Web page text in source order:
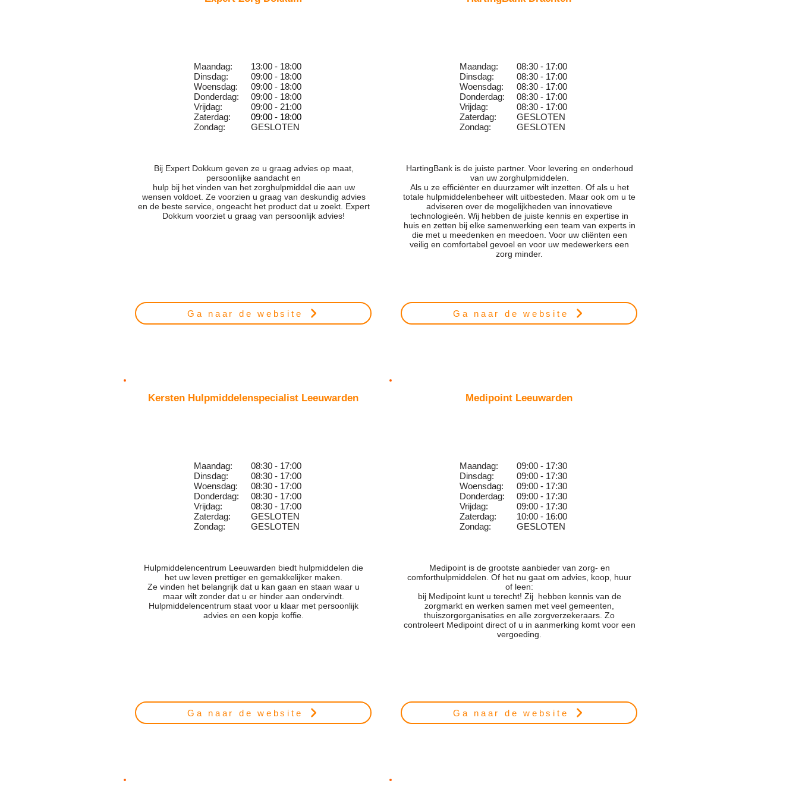
Maandag:
Dinsdag:
Woensdag:
Donderdag:
Vrijdag:
Zaterdag:
Zondag:
13:00 - 18:00
09:00 - 18:00
09:00 - 18:00
09:00 - 18:00
09:00 - 21:00
09:00 - 18:00
GESLOTEN
Bij Expert Dokkum geven ze u graag advies op maat,
persoonlijke aandacht en
hulp bij het vinden van het zorghulpmiddel die aan uw
wensen voldoet. Ze voorzien u graag van deskundig advies
en de beste service, ongeacht het product dat u zoekt. Expert
Dokkum voorziet u graag van persoonlijk advies!
Ga naar de website
Kersten Hulpmiddelenspecialist Leeuwarden
Maandag:
Dinsdag:
Woensdag:
Donderdag:
Vrijdag:
Zaterdag:
Zondag:
08:30 - 17:00
08:30 - 17:00
08:30 - 17:00
08:30 - 17:00
08:30 - 17:00
GESLOTEN
GESLOTEN
Hulpmiddelencentrum Leeuwarden biedt hulpmiddelen die
het uw leven prettiger en gemakkelijker maken.
Ze vinden het belangrijk dat u kan gaan en staan waar u
maar wilt zonder dat u er hinder aan ondervindt.
Hulpmiddelencentrum staat voor u klaar met persoonlijk
advies en een kopje koffie.
Ga naar de website
Maandag:
Dinsdag:
Woensdag:
Donderdag:
Vrijdag:
Zaterdag:
Zondag:
08:30 - 17:00
08:30 - 17:00
08:30 - 17:00
08:30 - 17:00
08:30 - 17:00
GESLOTEN
GESLOTEN
HartingBank is de juiste partner. Voor levering en onderhoud
van uw zorghulpmiddelen.
Als u ze efficiënter en duurzamer wilt inzetten. Of als u het
totale hulpmiddelenbeheer wilt uitbesteden. Maar ook om u te
adviseren over de mogelijkheden van innovatieve
technologieën. Wij hebben de juiste kennis en expertise in
huis en zetten bij elke samenwerking een team van experts in
die met u meedenken en meedoen. Voor uw cliënten een
veilig en comfortabel gevoel en voor uw medewerkers een
zorg minder.
Ga naar de website
Medipoint Leeuwarden
Maandag:
Dinsdag:
Woensdag:
Donderdag:
Vrijdag:
Zaterdag:
Zondag:
09:00 - 17:30
09:00 - 17:30
09:00 - 17:30
09:00 - 17:30
09:00 - 17:30
10:00 - 16:00
GESLOTEN
Medipoint is de grootste aanbieder van zorg- en
comforthulpmiddelen. Of het nu gaat om advies, koop, huur
of leen:
bij Medipoint kunt u terecht! Zij hebben kennis van de
zorgmarkt en werken samen met veel gemeenten,
thuiszorgorganisaties en alle zorgverzekeraars. Zo
controleert Medipoint direct of u in aanmerking komt voor een
vergoeding.
Ga naar de website